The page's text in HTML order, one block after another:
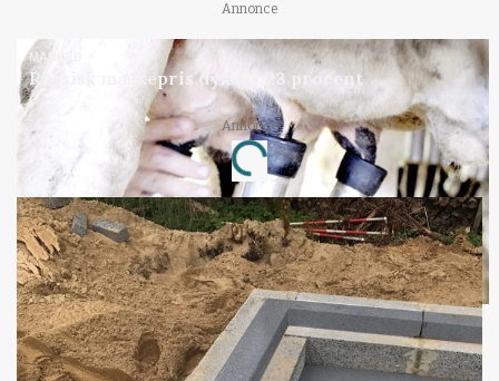
Annonce
MARKED
Russisk mælkepris dykker 23 procent
Annonce
Loading...